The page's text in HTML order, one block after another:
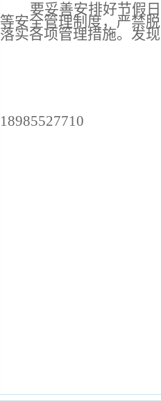
要妥善安排好节假
等安全管理制度，严禁
落实各项管理措施。发
贵州师范学
18985527710